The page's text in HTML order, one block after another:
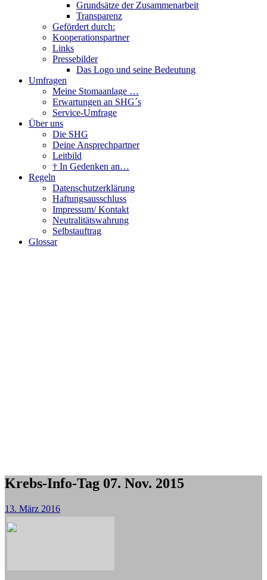
Grundsätze der Zusammenarbeit
Transparenz
Gefördert durch:
Kooperationspartner
Links
Pressebilder
Das Logo und seine Bedeutung
Umfragen
Meine Stomaanlage …
Erwartungen an SHG´s
Service-Umfrage
Über uns
Die SHG
Deine Ansprechpartner
Leitbild
† In Gedenken an…
Regeln
Datenschutzerklärung
Haftungsausschluss
Impressum/ Kontakt
Neutralitätswahrung
Selbstauftrag
Glossar
Krebs-Info-Tag 07. Nov. 2015
13. März 2016